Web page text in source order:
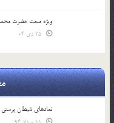
ویژه مبعث حضرت
نمادهای شیطان